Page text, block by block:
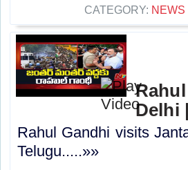
CATEGORY: NEWS
Delhi
Rahul Gandhi visits
Telugu.....»»